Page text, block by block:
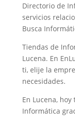
Directorio de
servicios
Busca
Tiendas de
Lucena. En
ti, elije la
necesidades.
En Lucena,
Informática